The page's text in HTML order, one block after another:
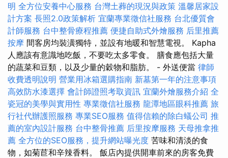
明 全方位安養中心服務 台灣土葬的現況與政策 溫馨居家設
計方案 長照2.0政策解析 宜蘭專業徵信社服務 台北優質會
計師服務 台中整骨療程推薦 便捷自助式外燴服務 后里推薦
按摩 間客房均裝潢獨特，並設有地暖和智慧電視。 Kapha
人應該有意識地吃飯，不要吃太多零食。 膳食應包括大量
的蔬菜和豆類，以及少量的穀物和脂肪。 - 外送便當 律師
收費透明說明 營業用冰箱選購指南 新墓第一年的注意事項
高效防水漆選擇 會計師證照考取資訊 宜蘭外燴服務介紹 全
瓷冠的美學與實用性 專業徵信社服務 龍潭地區眼科推薦 旅
行社代辦護照服務 專業SEO服務 值得信賴的除白蟻公司 推
薦的室內設計服務 台中整骨推薦 后里按摩服務 天母推拿推
薦 全方位的SEO服務，提升網站曝光度 苦味和清淡的食
物，如菊苣和辛辣香料。 飯店內提供開車前來的房客免費